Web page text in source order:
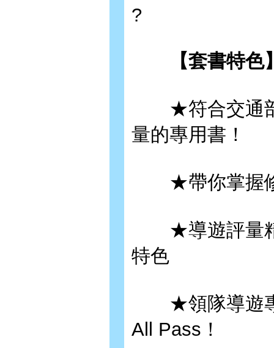
?
【套書特色
★符合交通部
量的專用書！
★帶你掌握修
★導遊評量精
特色
★領隊導遊專
All Pass！